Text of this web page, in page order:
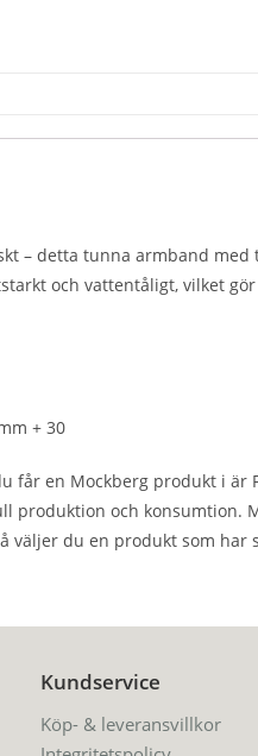
– detta tunna armband
och vattentåligt, vilket
+ 30
får en Mockberg produkt i är
produktion och konsumtion.
väljer du en produkt som har
Kundservice
Köp- & leveransvillkor